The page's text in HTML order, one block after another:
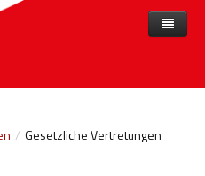
/ Gesetzliche Vertretungen